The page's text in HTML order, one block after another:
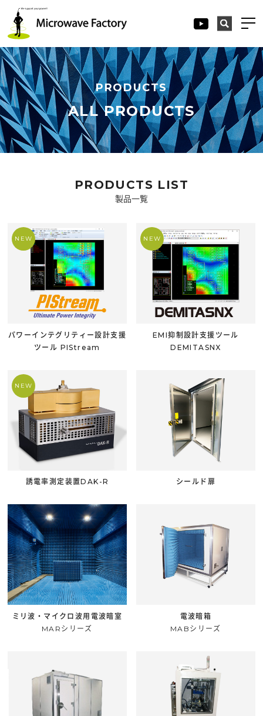
PRODUCTS
ALL PRODUCTS
PRODUCTS LIST
製品一覧
パワーインテグリティー設計支援
ツール PIStream
EMI抑制設計支援ツール
DEMITASNX
誘電率測定装置DAK-R シールド扉
ミリ波・マイクロ波用電波暗室
MARシリーズ
電波暗箱
MABシリーズ